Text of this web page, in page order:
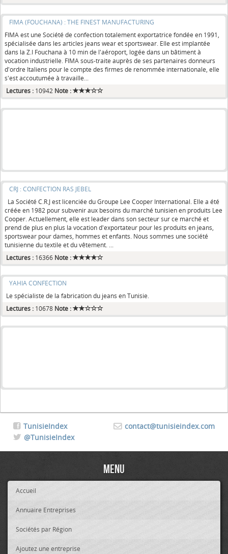
FIMA (FOUCHANA) : THE FINEST MANUFACTURING
FIMA est une Société de confection totalement exportatrice fondée en 1991,
spécialisée dans les articles jeans wear et sportswear. Elle est implantée
dans la Z.I Fouchana à 10 min de l'aéroport, logée dans un bâtiment à
vocation industrielle. FIMA sous-traite auprès de ses partenaires donneurs
d'ordre Italiens pour le compte des firmes de renommée internationale, elle
s'est accoutumée à travaille...
Lectures : 10942 Note :
CRJ : CONFECTION RAS JEBEL
La Société C.R.J est licenciée du Groupe Lee Cooper International. Elle a été
créée en 1982 pour subvenir aux besoins du marché tunisien en produits Lee
Cooper. Actuellement, elle est leader dans son secteur sur ce marché et
prend de plus en plus la vocation d'exportateur pour les produits en jeans,
sportswear pour dames, hommes et enfants. Nous sommes une société
tunisienne du textile et du vêtement. ...
Lectures : 16366 Note :
YAHIA CONFECTION
Le spécialiste de la fabrication du jeans en Tunisie.
Lectures : 10678 Note :
contact@tunisieindex.com
TunisieIndex
@TunisieIndex
Menu
Accueil
Annuaire Entreprises
Sociétés par Région
Ajoutez une entreprise